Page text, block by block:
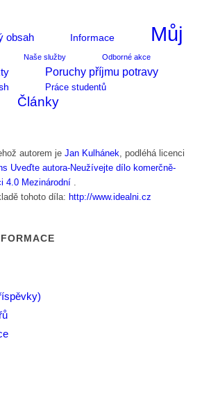
obsah
Informace
Můj
Naše služby Odborné akce
Poruchy příjmu potravy
Práce studentů
Články
autorem je Jan Kulhánek , podléhá licenci
Uveďte autora-Neužívejte dílo komerčně-
4.0 Mezinárodní
tohoto díla: http://www.idealni.cz